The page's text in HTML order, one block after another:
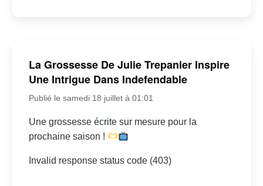
La Grossesse De Julie Trepanier Inspire
Une Intrigue Dans Indefendable
Publié le samedi 18 juillet à 01:01
Une grossesse écrite sur mesure pour la
prochaine saison !
Invalid response status code (403)